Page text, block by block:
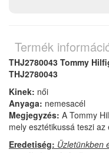
Termék
THJ2780043 Tommy
THJ2780043
Kinek: női
Anyaga: nemesacél
Megjegyzés: A Tommy
mely esztétikussá teszi
Eredetiség: Üzletünkben